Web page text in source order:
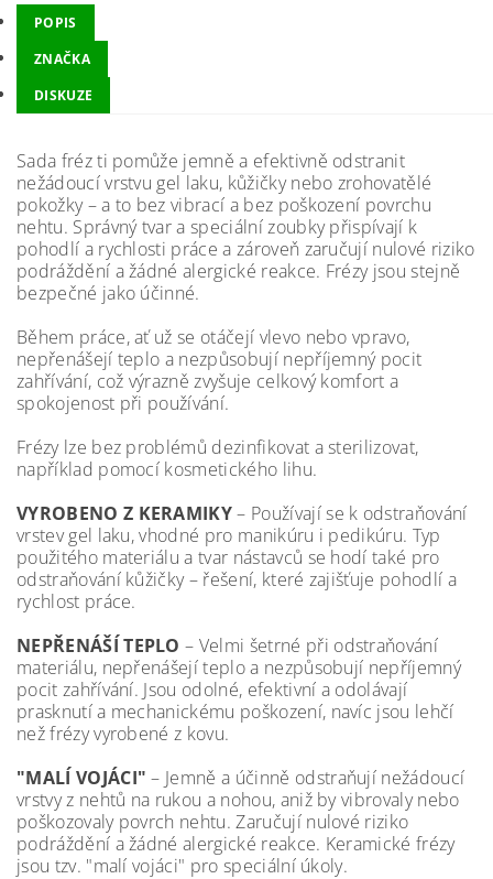
POPIS
ZNAČKA
DISKUZE
Sada fréz ti pomůže jemně a efektivně odstranit
nežádoucí vrstvu gel laku, kůžičky nebo zrohovatělé
pokožky – a to bez vibrací a bez poškození povrchu
nehtu. Správný tvar a speciální zoubky přispívají k
pohodlí a rychlosti práce a zároveň zaručují nulové riziko
podráždění a žádné alergické reakce. Frézy jsou stejně
bezpečné jako účinné.
Během práce, ať už se otáčejí vlevo nebo vpravo,
nepřenášejí teplo a nezpůsobují nepříjemný pocit
zahřívání, což výrazně zvyšuje celkový komfort a
spokojenost při používání.
Frézy lze bez problémů dezinfikovat a sterilizovat,
například pomocí kosmetického lihu.
VYROBENO Z KERAMIKY– Používají se k odstraňování
vrstev gel laku, vhodné pro manikúru i pedikúru. Typ
použitého materiálu a tvar nástavců se hodí také pro
odstraňování kůžičky – řešení, které zajišťuje pohodlí a
rychlost práce.
NEPŘENÁŠÍ TEPLO – Velmi šetrné při odstraňování
materiálu, nepřenášejí teplo a nezpůsobují nepříjemný
pocit zahřívání. Jsou odolné, efektivní a odolávají
prasknutí a mechanickému poškození, navíc jsou lehčí
než frézy vyrobené z kovu.
"MALÍ VOJÁCI" – Jemně a účinně odstraňují nežádoucí
vrstvy z nehtů na rukou a nohou, aniž by vibrovaly nebo
poškozovaly povrch nehtu. Zaručují nulové riziko
podráždění a žádné alergické reakce. Keramické frézy
jsou tzv. "malí vojáci" pro speciální úkoly.